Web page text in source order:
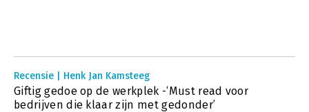
Recensie | Henk Jan Kamsteeg
Giftig gedoe op de werkplek -‘Must read voor
bedrijven die klaar zijn met gedonder’